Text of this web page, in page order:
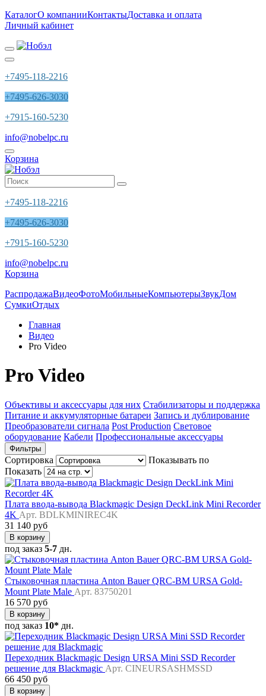
КаталогО компанииКонтактыДоставка и оплата
Личный кабинет
+7495-118-2216
+7495-626-3030
+7915-160-5230
info@nobelpc.ru
Корзина
+7495-118-2216
+7495-626-3030
+7915-160-5230
info@nobelpc.ru
Корзина
РаспродажаВидеоФотоМобильныеКомпьютерыЗвукДом
СумкиОтдых
Главная
Видео
Pro Video
Pro Video
Объективы и аксессуары для них Стабилизаторы и поддержка
Питание и аккумуляторные батареи Запись и дублирование
Преобразователи сигнала Post Production Световое
оборудование Кабели Профессиональные аксессуары
Фильтры
Сортировка
Показывать по
Показать
Плата ввода-вывода Blackmagic Design DeckLink Mini Recorder
4K Арт. BDLKMINIREC4K
31 140 руб
В корзину
под заказ 5-7 дн.
Стыковочная пластина Anton Bauer QRC-BM URSA Gold-
Mount Plate Male Арт. 83750201
16 570 руб
В корзину
под заказ 10* дн.
Переходник Blackmagic Design URSA Mini SSD Recorder
решение для Blackmagic Арт. CINEURSASHMSSD
66 450 руб
В корзину